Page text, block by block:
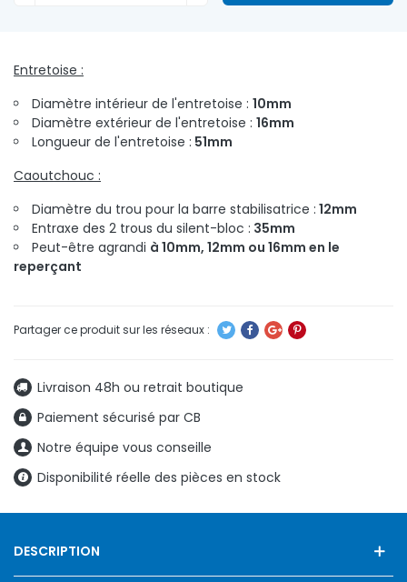
Entretoise :
Diamètre intérieur de l'entretoise : 10mm
Diamètre extérieur de l'entretoise : 16mm
Longueur de l'entretoise : 51mm
Caoutchouc :
Diamètre du trou pour la barre stabilisatrice : 12mm
Entraxe des 2 trous du silent-bloc : 35mm
Peut-être agrandi à 10mm, 12mm ou 16mm en le
reperçant
Livraison 48h ou retrait boutique
Paiement sécurisé par CB
Notre équipe vous conseille
Disponibilité réelle des pièces en stock
DESCRIPTION